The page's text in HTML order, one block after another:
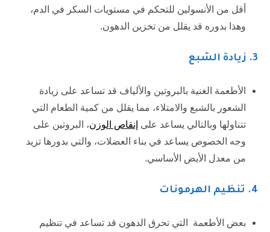
أقل من الأنسولين للتحكم في مستويات السكر في الدم،
وهذا بدوره قد يقلل من تخزين الدهون.
3. زيادة الشبع
الأطعمة الغنية بالبروتين والألياف قد تساعد على زيادة
الشعور بالشبع والامتلاء، مما يقلل من كمية الطعام التي
تتناولها وبالتالي يساعد على إنقاص الوزن، البروتين على
وجه الخصوص يساعد في بناء العضلات، والتي بدورها تزيد
من معدل الأيض الأساسي.
4. تنظيم الهرمونات
بعض الأطعمة التي تحرق الدهون قد تساعد في تنظيم